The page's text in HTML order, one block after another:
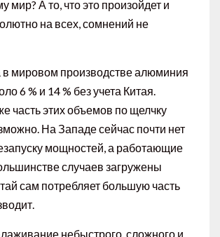
мир? А то, что это произойдет и
на всех, сомнений не
мировом производстве алюминия
6 % и 14 % без учета Китая.
часть этих объемов по щелчку
На Западе сейчас почти нет
мощностей, а работающие
случаев загружены
сам потребляет большую часть
небыстрого, сложного и